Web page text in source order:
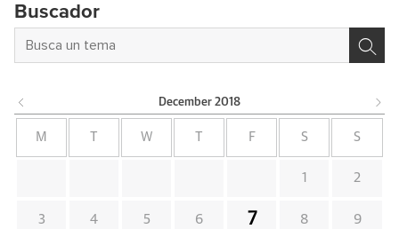
Buscador
December 2018
M W F S S
1 2
3 4 5 6 7 8 9